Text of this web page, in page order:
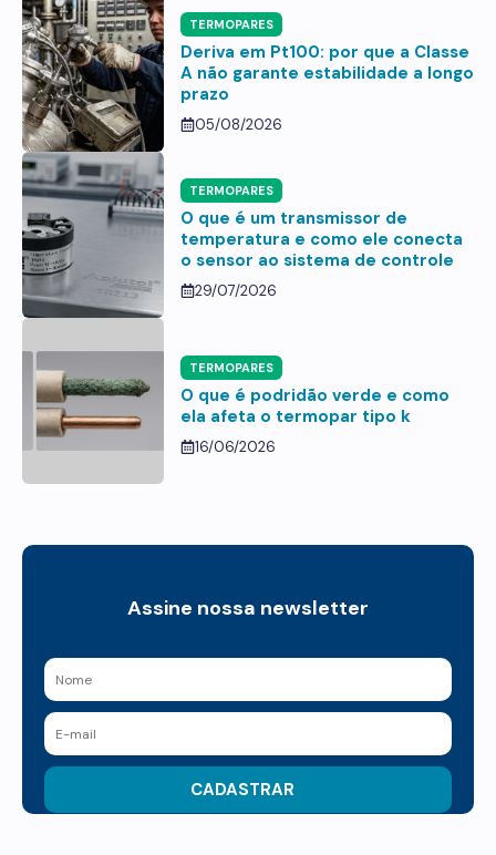
TERMOPARES
Deriva em Pt100: por que a Classe
A não garante estabilidade a longo
prazo
05/08/2026
TERMOPARES
O que é um transmissor de
temperatura e como ele conecta
o sensor ao sistema de controle
29/07/2026
TERMOPARES
O que é podridão verde e como
ela afeta o termopar tipo k
16/06/2026
Assine nossa newsletter